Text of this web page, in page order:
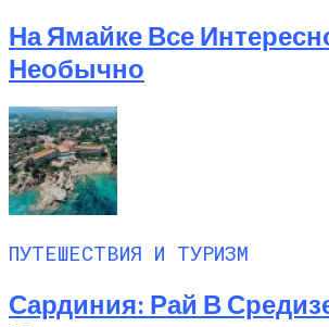
На Ямайке Все
Необычно
ПУТЕШЕСТВИЯ И ТУРИЗМ
Сардиния: Рай В